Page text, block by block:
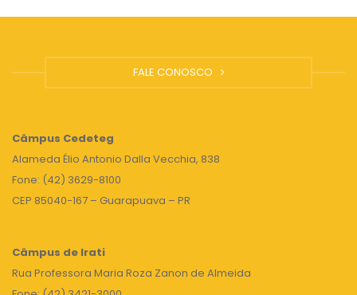
FALE CONOSCO
Câmpus Cedeteg
Alameda Élio Antonio Dalla Vecchia, 838
Fone: (42) 3629-8100
CEP 85040-167 – Guarapuava – PR
Câmpus de Irati
Rua Professora Maria Roza Zanon de Almeida